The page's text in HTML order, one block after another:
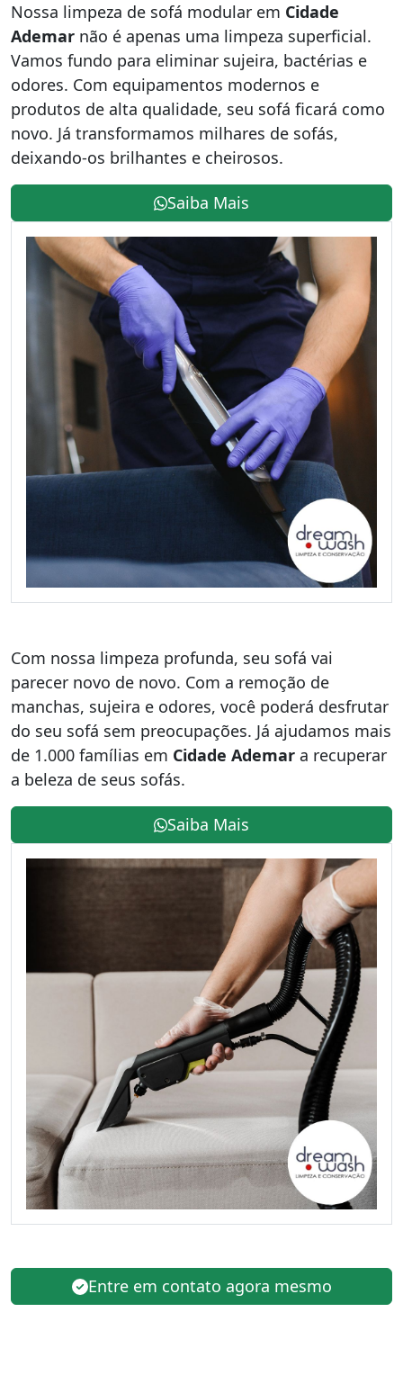
Nossa limpeza de sofá modular em Cidade
Ademar não é apenas uma limpeza superficial.
Vamos fundo para eliminar sujeira, bactérias e
odores. Com equipamentos modernos e
produtos de alta qualidade, seu sofá ficará como
novo. Já transformamos milhares de sofás,
deixando-os brilhantes e cheirosos.
Saiba Mais
Com nossa limpeza profunda, seu sofá vai
parecer novo de novo. Com a remoção de
manchas, sujeira e odores, você poderá desfrutar
do seu sofá sem preocupações. Já ajudamos mais
de 1.000 famílias em Cidade Ademar a recuperar
a beleza de seus sofás.
Saiba Mais
Entre em contato agora mesmo